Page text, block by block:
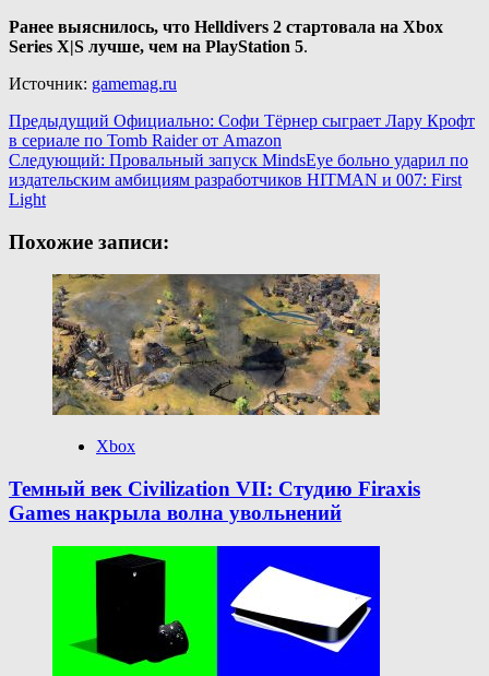
Ранее выяснилось, что Helldivers 2 стартовала на Xbox
Series X|S лучше, чем на PlayStation 5.
Источник: gamemag.ru
Навигация
записи
Предыдущий Официально: Софи Тёрнер сыграет Лару Крофт
в сериале по Tomb Raider от Amazon
Следующий: Провальный запуск MindsEye больно ударил по
издательским амбициям разработчиков HITMAN и 007: First
Light
Похожие записи:
Xbox
Темный век Civilization VII: Студию Firaxis
Games накрыла волна увольнений